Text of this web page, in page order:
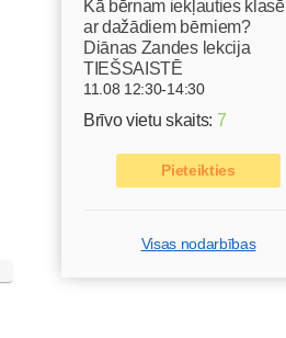
Kā bērnam iekļauties klasē
ar dažādiem bērniem?
Diānas Zandes lekcija
TIEŠSAISTĒ
11.08 12:30-14:30
Brīvo vietu skaits: 7
Pieteikties
Visas nodarbības